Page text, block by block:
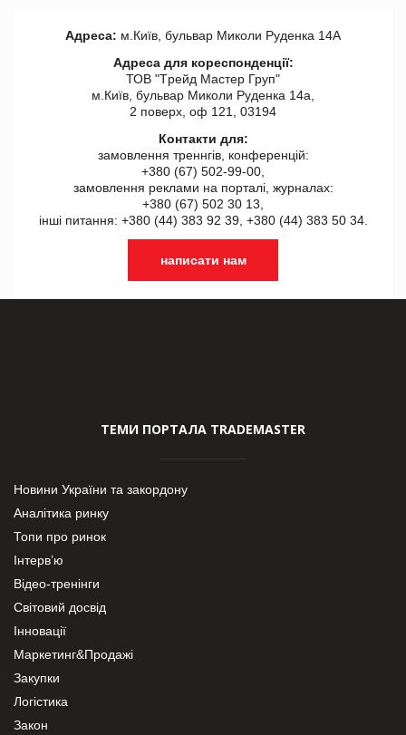
Адреса: м.Київ, бульвар Миколи Руденка 14А
Адреса для кореспонденції:
ТОВ "Tрейд Мастер Груп"
м.Київ, бульвар Миколи Руденка 14а,
2 поверх, оф 121, 03194
Контакти для:
замовлення треннгів, конференцій:
+380 (67) 502-99-00,
замовлення реклами на порталі, журналах:
+380 (67) 502 30 13,
інші питання: +380 (44) 383 92 39, +380 (44) 383 50 34.
написати нам
ТЕМИ ПОРТАЛА TRADEMASTER
Новини України та закордону
Аналітика ринку
Топи про ринок
Інтерв’ю
Відео-тренінги
Світовий досвід
Інновації
Маркетинг&Продажі
Закупки
Логістика
Закон